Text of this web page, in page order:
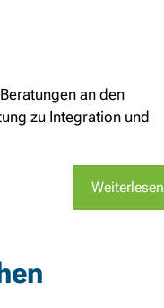
an den
zu Integration und
Weiterlesen